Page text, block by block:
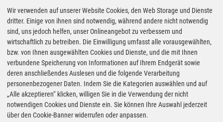
vor 30 Minuten
geöffnet bis 22:00 Uhr
Entfernung: ca. 2.1 km * Route planen
2.289€
12:10 Uhr
Tank Max
Industriestraße 2, 61449 Steinbach
ganztägig geöffnet
Entfernung: ca. 3.1 km* Route planen
2.359€
vor 40 Minuten
Shell
Limes-Westring , 65824 Schwalbach
geöffnet bis 22:00 Uhr
Wir verwenden auf unserer Website Cookies, den Web Storage und Dienste
dritter. Einige von ihnen sind notwendig, während andere nicht notwendig
sind, uns jedoch helfen, unser Onlineangebot zu verbessern und
wirtschaftlich zu betreiben. Die Einwilligung umfasst alle vorausgewählten,
bzw. von Ihnen ausgewählten Cookies und Dienste, und die mit Ihnen
verbundene Speicherung von Informationen auf Ihrem Endgerät sowie
deren anschließendes Auslesen und die folgende Verarbeitung
personenbezogener Daten. Indem Sie die Kategorien auswählen und auf
„Alle akzeptieren“ klicken, willigen Sie in die Verwendung der nicht
notwendigen Cookies und Dienste ein. Sie können Ihre Auswahl jederzeit
über den Cookie-Banner widerrufen oder anpassen.